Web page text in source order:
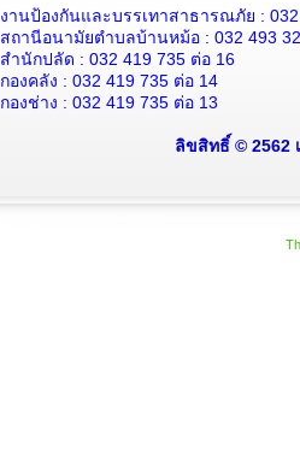
งานป้องกันและบรรเทาสาธารณภัย :
สถานีอนามัยตำบลบ้านหม้อ : 032 493
สำนักปลัด : 032 419 735 ต่อ 16
กองคลัง : 032 419 735 ต่อ 14
กองช่าง : 032 419 735 ต่อ 13
ลิขสิทธิ์ © 2562